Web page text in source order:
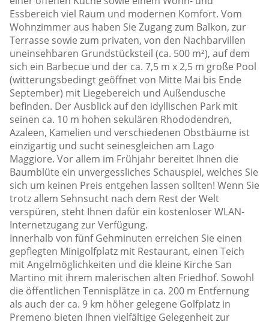
Essbereich viel Raum und modernen Komfort. Vom
Wohnzimmer aus haben Sie Zugang zum Balkon, zur
Terrasse sowie zum privaten, von den Nachbarvillen
uneinsehbaren Grundstücksteil (ca. 500 m²), auf dem
sich ein Barbecue und der ca. 7,5 m x 2,5 m große Pool
(witterungsbedingt geöffnet von Mitte Mai bis Ende
September) mit Liegebereich und Außendusche
befinden. Der Ausblick auf den idyllischen Park mit
seinen ca. 10 m hohen sekulären Rhododendren,
Azaleen, Kamelien und verschiedenen Obstbäume ist
einzigartig und sucht seinesgleichen am Lago
Maggiore. Vor allem im Frühjahr bereitet Ihnen die
Baumblüte ein unvergessliches Schauspiel, welches Sie
sich um keinen Preis entgehen lassen sollten! Wenn Sie
trotz allem Sehnsucht nach dem Rest der Welt
verspüren, steht Ihnen dafür ein kostenloser WLAN-
Internetzugang zur Verfügung.
Innerhalb von fünf Gehminuten erreichen Sie einen
gepflegten Minigolfplatz mit Restaurant, einen Teich
mit Angelmöglichkeiten und die kleine Kirche San
Martino mit ihrem malerischen alten Friedhof. Sowohl
die öffentlichen Tennisplätze in ca. 200 m Entfernung
als auch der ca. 9 km höher gelegene Golfplatz in
Premeno bieten Ihnen vielfältige Gelegenheit zur